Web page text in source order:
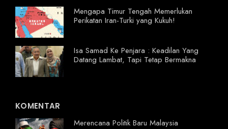
Mengapa Timur Tengah Memerlukan
Perikatan Iran-Turki yang Kukuh!
Isa Samad Ke Penjara : Keadilan Yang
Datang Lambat, Tapi Tetap Bermakna
KOMENTAR
Merencana Politik Baru Malaysia